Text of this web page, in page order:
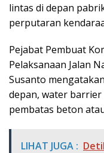
lintas di depan
perputaran
Pejabat Pembuat
Pelaksanaan Jalan
Susanto
depan, water
pembatas beton
LIHAT JUGA :